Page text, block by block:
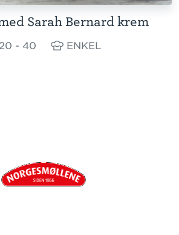
Sarah Bernard krem
20 - 40 ENKEL